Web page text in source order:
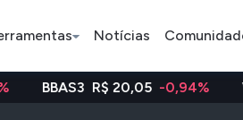
Notícias
R$ 20,05 -0,94% WEGE3 R$